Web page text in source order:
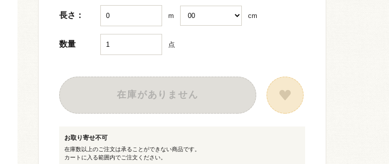
長さ： m cm
数量 点
在庫がありません
お取り寄せ不可
在庫数以上のご注文は承ることができない商品です。
カートに入る範囲内でご注文ください。